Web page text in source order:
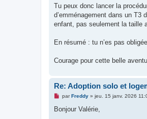
u
Tu peux donc lancer la
d’emménagement dans un T3
enfant, pas seulement la taille
En résumé : tu n’es pas
Courage pour cette belle
Re: Adoption solo et
M
s
parFreddy» jeu. 15 janv. 2026
Bonjour Valérie,